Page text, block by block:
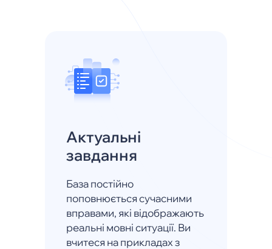
Актуальні
завдання
База постійно
поповнюється сучасними
вправами, які відображають
реальні мовні ситуації. Ви
вчитеся на прикладах з